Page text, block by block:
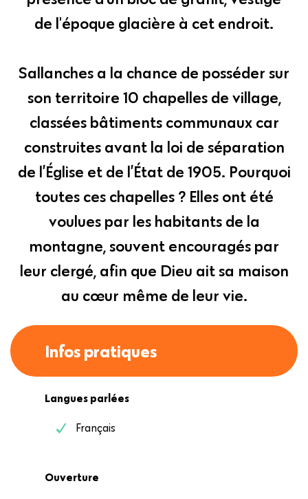
de l'époque glacière à cet endroit.
Sallanches a la chance de posséder sur
son territoire 10 chapelles de village,
classées bâtiments communaux car
construites avant la loi de séparation
de l’Église et de l’État de 1905. Pourquoi
toutes ces chapelles ? Elles ont été
voulues par les habitants de la
montagne, souvent encouragés par
leur clergé, afin que Dieu ait sa maison
au cœur même de leur vie.
Infos pratiques
Langues parlées
Français
Ouverture